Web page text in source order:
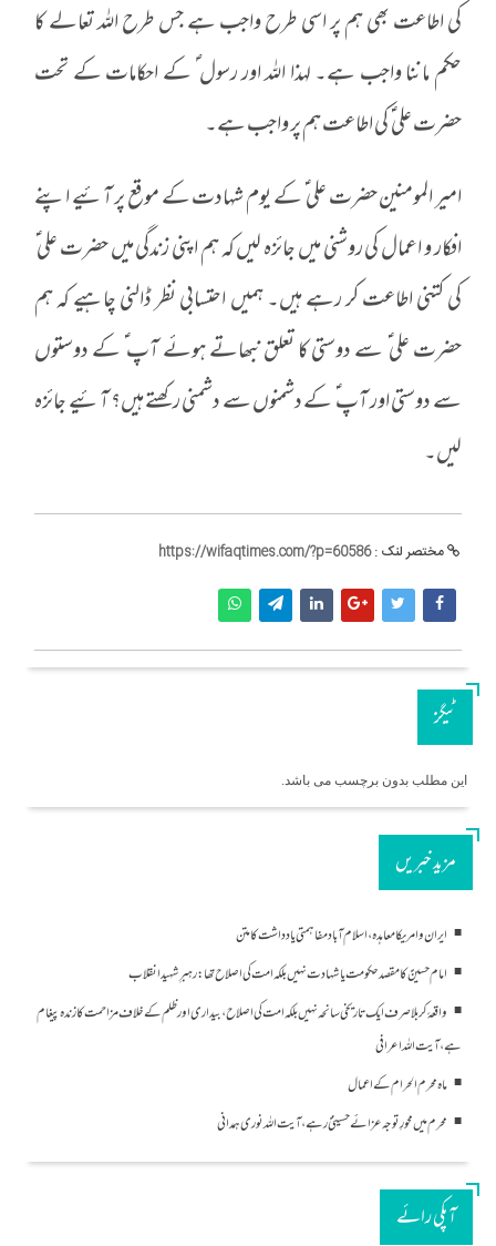
کی اطاعت بھی ہم پر اسی طرح واجب ہے جس طرح اللہ تعالے کا
حکم ماننا واجب ہے۔ لہذا اللہ اور رسول ؐ کے احکامات کے تحت
حضرت علی ؑ کی اطاعت ہم پر واجب ہے۔
امیر المومنین حضرت علی ؑ کے یوم شہادت کے موقع پر آئیے اپنے
افکار و اعمال کی روشنی میں جائزہ لیں کہ ہم اپنی زندگی میں حضرت علی ؑ
کی کتنی اطاعت کر رہے ہیں۔ ہمیں احتسابی نظر ڈالنی چاہیے کہ ہم
حضرت علی ؑ سے دوستی کا تعلق نبھاتے ہوئے آپ ؑ کے دوستوں
سے دوستی اور آپ ؑ کے دشمنوں سے دشمنی رکھتے ہیں؟ آئیے جائزہ
لیں۔
مختصر لنک :https://wifaqtimes.com/?p=60586
ٹیگز
این مطلب بدون برچسب می باشد.
مزید خبریں
ایران و امریکا معاہدہ، اسلام آباد مفاہمتی یادداشت کا متن
امام حسینؑ کا مقصد حکومت یا شہادت نہیں بلکہ امت کی اصلاح تھا: رہبرِ شہید انقلاب
واقعۂ کربلا صرف ایک تاریخی سانحہ نہیں بلکہ امت کی اصلاح، بیداری اور ظلم کے خلاف مزاحمت کا زندہ پیغام
ہے، آیت اللہ اعرافی
ماہ محرم الحرام کے اعمال
محرم میں محورِ توجہ عزائے حسینیؑ رہے ، آیت اللہ نوری ہمدانی
آپکی رائے